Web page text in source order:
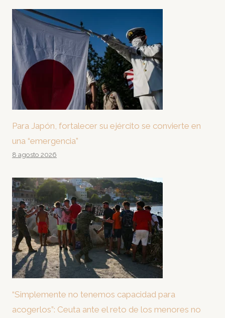
Para Japón, fortalecer su ejército se convierte en
una “emergencia”
8 agosto 2026
“Simplemente no tenemos capacidad para
acogerlos”: Ceuta ante el reto de los menores no